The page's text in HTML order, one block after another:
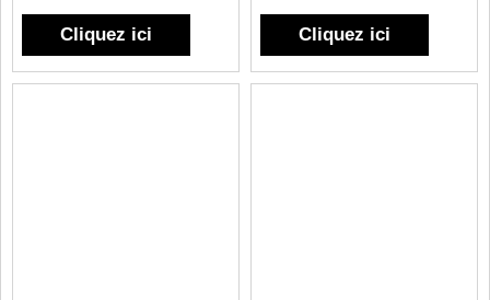
Cliquez ici Cliquez ici